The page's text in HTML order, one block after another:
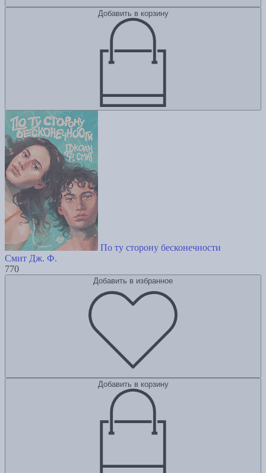
Добавить в корзину
По ту сторону бесконечности
Смит Дж. Ф.
770
Добавить в избранное
Добавить в корзину